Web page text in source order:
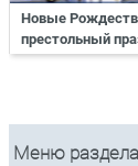
Новые
престольный
Меню раздела